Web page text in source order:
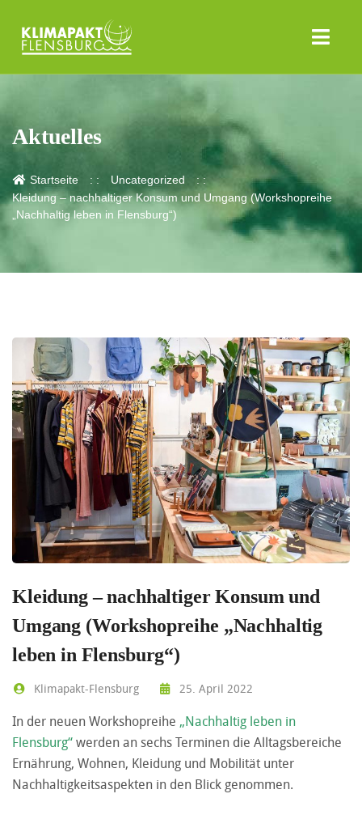
Aktuelles
Startseite
Uncategorized
Kleidung – nachhaltiger Konsum und Umgang (Workshopreihe
„Nachhaltig leben in Flensburg“)
Kleidung – nachhaltiger Konsum und
Umgang (Workshopreihe „Nachhaltig
leben in Flensburg“)
Klimapakt-Flensburg 25. April 2022
In der neuen Workshopreihe „Nachhaltig leben in
Flensburg“werden an sechs Terminen die Alltagsbereiche
Ernährung, Wohnen, Kleidung und Mobilität unter
Nachhaltigkeitsaspekten in den Blick genommen.